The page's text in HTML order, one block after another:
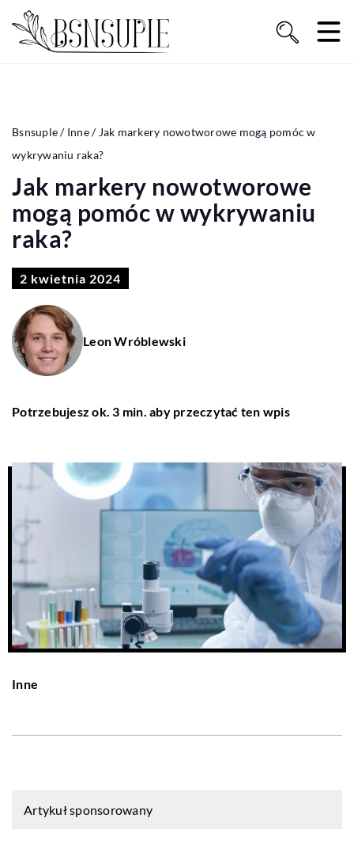
Bsnsuple/ Inne/ Jak markery nowotworowe mogą pomóc w
wykrywaniu raka?
Jak markery nowotworowe
mogą pomóc w wykrywaniu
raka?
2 kwietnia 2024
Leon Wróblewski
Potrzebujesz ok. 3 min. aby przeczytać ten wpis
Inne
Artykuł sponsorowany